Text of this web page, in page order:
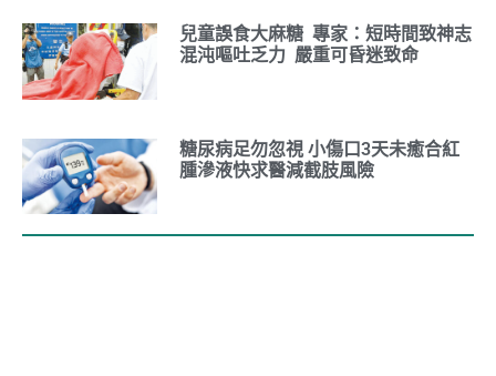
兒童誤食大麻糖 專家：短時間致神志
混沌嘔吐乏力 嚴重可昏迷致命
糖尿病足勿忽視 小傷口3天未癒合紅
腫滲液快求醫減截肢風險